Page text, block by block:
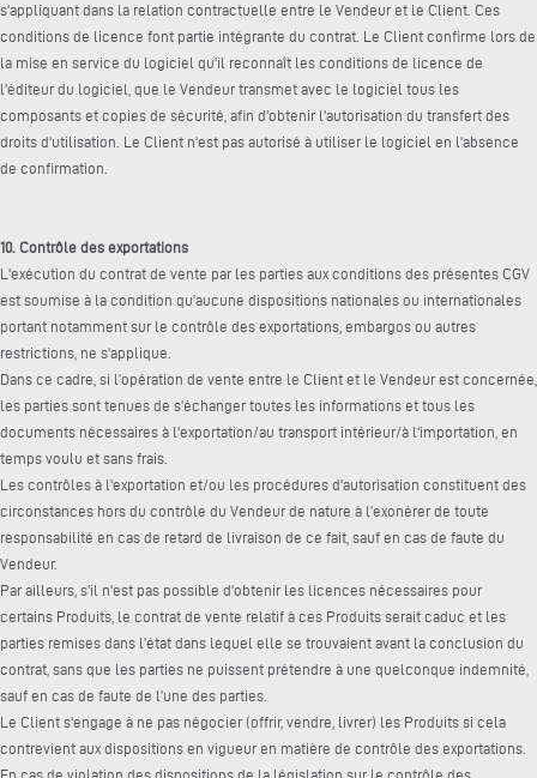
s'appliquant dans la relation contractuelle entre le Vendeur et le Client. Ces
conditions de licence font partie intégrante du contrat. Le Client confirme lors de
la mise en service du logiciel qu'il reconnaît les conditions de licence de
l'éditeur du logiciel, que le Vendeur transmet avec le logiciel tous les
composants et copies de sécurité, afin d'obtenir l'autorisation du transfert des
droits d'utilisation. Le Client n'est pas autorisé à utiliser le logiciel en l'absence
de confirmation.
10. Contrôle des exportations
L'exécution du contrat de vente par les parties aux conditions des présentes CGV
est soumise à la condition qu’aucune dispositions nationales ou internationales
portant notamment sur le contrôle des exportations, embargos ou autres
restrictions, ne s’applique.
Dans ce cadre, si l’opération de vente entre le Client et le Vendeur est concernée,
les parties sont tenues de s’échanger toutes les informations et tous les
documents nécessaires à l'exportation/au transport intérieur/à l'importation, en
temps voulu et sans frais.
Les contrôles à l'exportation et/ou les procédures d'autorisation constituent des
circonstances hors du contrôle du Vendeur de nature à l’exonérer de toute
responsabilité en cas de retard de livraison de ce fait, sauf en cas de faute du
Vendeur.
Par ailleurs, s'il n'est pas possible d'obtenir les licences nécessaires pour
certains Produits, le contrat de vente relatif à ces Produits serait caduc et les
parties remises dans l’état dans lequel elle se trouvaient avant la conclusion du
contrat, sans que les parties ne puissent prétendre à une quelconque indemnité,
sauf en cas de faute de l’une des parties.
Le Client s'engage à ne pas négocier (offrir, vendre, livrer) les Produits si cela
contrevient aux dispositions en vigueur en matière de contrôle des exportations.
En cas de violation des dispositions de la législation sur le contrôle des